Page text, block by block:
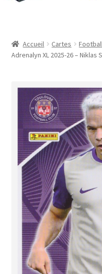
Mon compte
Validation de la
Accueil Cartes
Adrenalyn XL 2025-26 – Niklas